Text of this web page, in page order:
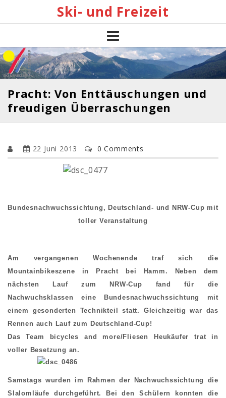
Ski- und Freizeit
Pracht: Von Enttäuschungen und
freudigen Überraschungen
22 Juni 2013 0 Comments
Bundesnachwuchssichtung, Deutschland- und NRW-Cup mit
toller Veranstaltung
Am vergangenen Wochenende traf sich die
Mountainbikeszene in Pracht bei Hamm. Neben dem
nächsten Lauf zum NRW-Cup fand für die
Nachwuchsklassen eine Bundesnachwuchssichtung mit
einem gesonderten Technikteil statt. Gleichzeitig war das
Rennen auch Lauf zum Deutschland-Cup!
Das Team bicycles and more/Fliesen Heukäufer trat in
voller Besetzung an.
Samstags wurden im Rahmen der Nachwuchssichtung die
Slalomläufe durchgeführt. Bei den Schülern konnten die